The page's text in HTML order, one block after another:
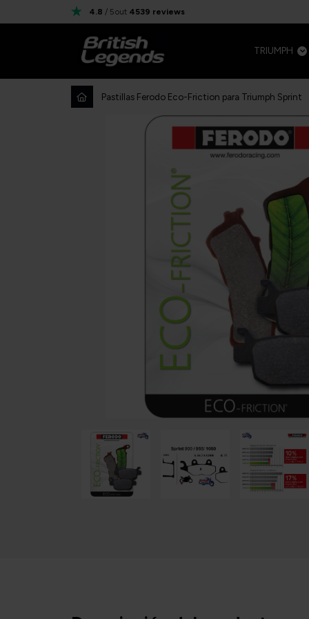
4.8 / 5out 4539 reviews
TRIUMPH
Pastillas Ferodo Eco-Friction para Triumph Sprint